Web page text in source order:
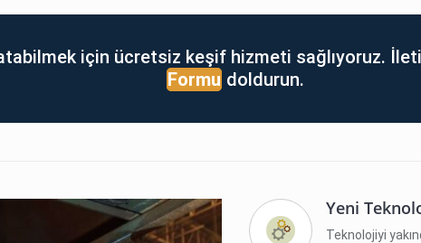
için ücretsiz keşif hizmeti sağlıyoruz.
Formu doldurun.
Yeni
Teknolojiyi